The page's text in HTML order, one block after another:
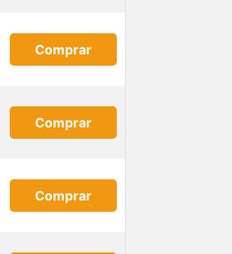
Comprar
Comprar
Comprar